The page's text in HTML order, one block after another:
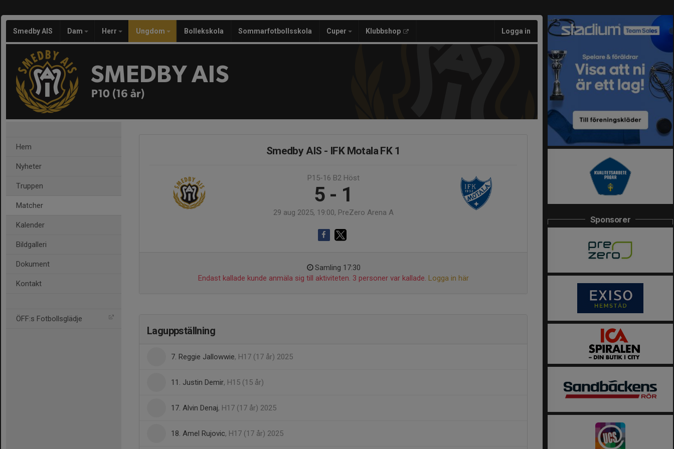
Smedby AIS Dam Herr Ungdom Bollekskola Sommarfotbollsskola Cuper Klubbshop Logga in
SMEDBY AIS
P10 (16 år)
Hem
Nyheter
Truppen
Matcher
Kalender
Bildgalleri
Dokument
Kontakt
ÖFF:s Fotbollsglädje
Smedby AIS - IFK Motala FK 1
P15-16 B2 Höst
5 - 1
29 aug 2025, 19:00, PreZero Arena A
Samling 17:30
Endast kallade kunde anmäla sig till aktiviteten. 3 personer var kallade. Logga in här
Laguppställning
7. Reggie Jallowwie, H17 (17 år) 2025
11. Justin Demir, H15 (15 år)
17. Alvin Denaj, H17 (17 år) 2025
18. Amel Rujovic, H17 (17 år) 2025
Sponsorer